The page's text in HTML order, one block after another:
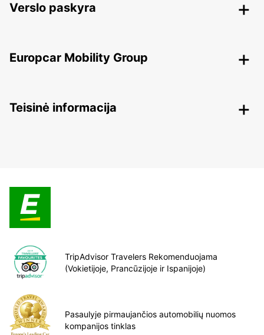
Verslo paskyra
Europcar Mobility Group
Teisinė informacija
TripAdvisor Travelers Rekomenduojama
(Vokietijoje, Prancūzijoje ir Ispanijoje)
Pasaulyje pirmaujančios automobilių nuomos
kompanijos tinklas